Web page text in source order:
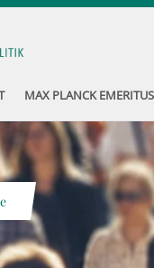
MAX PLANCK